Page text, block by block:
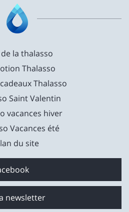
la thalasso
Thalasso
Thalasso
Saint Valentin
vacances hiver
Vacances été
du site
newsletter